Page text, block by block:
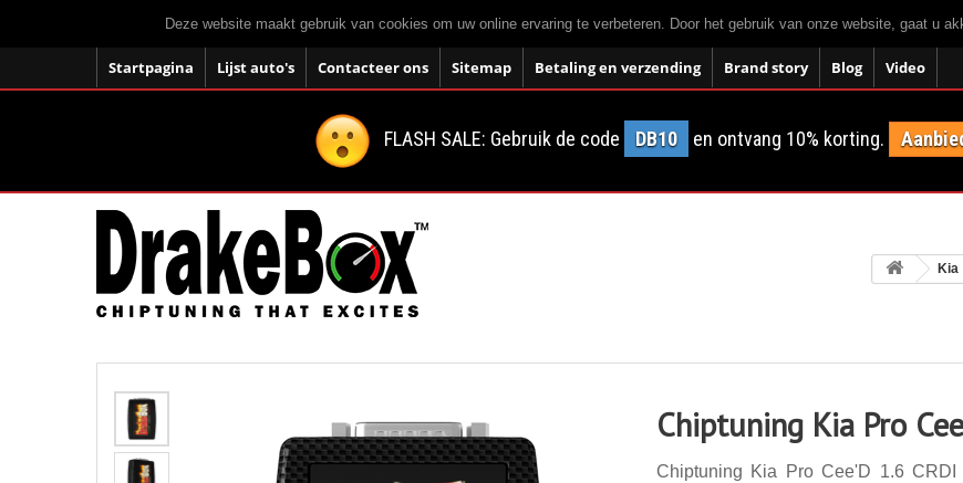
Deze website maakt gebruik van cookies om uw online ervaring te verbeteren. Door het gebruik van onze website, gaat u
Startpagina Lijst auto's Contacteer ons Sitemap Betaling en verzending Brand story Blog Video
FLASH SALE: Gebruik de code DB10 en ontvang 10% korting.
Kia
Chiptuning Kia Pro
Chiptuning Kia Pro Cee'D 1.6